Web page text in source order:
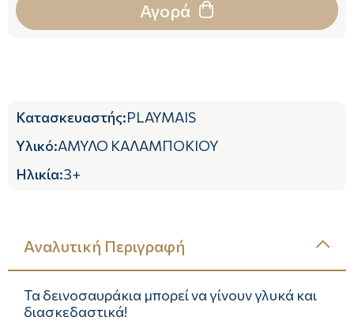
Αγορά
Κατασκευαστής:PLAYMAIS
Υλικό:ΑΜΥΛΟ ΚΑΛΑΜΠΟΚΙΟΥ
Ηλικία:3+
Αναλυτική Περιγραφή
Τα δεινοσαυράκια μπορεί να γίνουν γλυκά και
διασκεδαστικά!